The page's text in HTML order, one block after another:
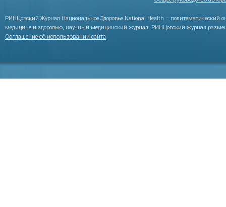
РИНЦовский Журнал Национальное Здоровье National Health –
медицине и здоровью, научный медицинский журнал, РИНЦовский журнал
Соглашение об использовании сайта